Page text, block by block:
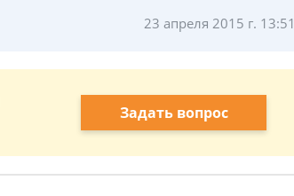
23 апреля 2015 г. 13:51
Задать вопрос